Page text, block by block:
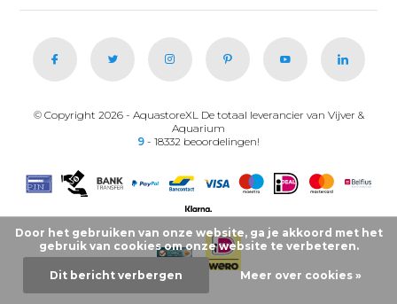
© Copyright 2026 - AquastoreXL De totaal leverancier van Vijver &
Aquarium
9 - 18332 beoordelingen!
Door het gebruiken van onze website, ga je akkoord met het
gebruik van cookies om onze website te verbeteren.
Dit bericht verbergen Meer over cookies »